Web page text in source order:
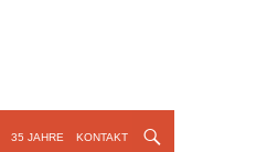
35 JAHRE KONTAKT